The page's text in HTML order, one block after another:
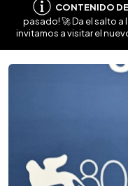
CONTENIDO
pasado! 🚀 Da el salto a
invitamos a visitar el